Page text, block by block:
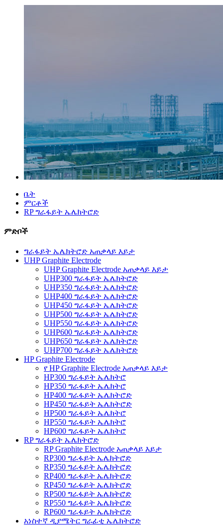
ቤት
ምርቶች
RP ግራፋይት ኤሌክትሮድ
ምድቦች
ግራፋይት ኤሌክትሮድ አጠቃላይ እይታ
UHP Graphite Electrode
UHP Graphite Electrode አጠቃላይ እይታ
UHP300 ግራፋይት ኤሌክትሮድ
UHP350 ግራፋይት ኤሌክትሮድ
UHP400 ግራፋይት ኤሌክትሮድ
UHP450 ግራፋይት ኤሌክትሮድ
UHP500 ግራፋይት ኤሌክትሮድ
UHP550 ግራፋይት ኤሌክትሮድ
UHP600 ግራፋይት ኤሌክትሮድ
UHP650 ግራፋይት ኤሌክትሮድ
UHP700 ግራፋይት ኤሌክትሮድ
HP Graphite Electrode
የ HP Graphite Electrode አጠቃላይ እይታ
HP300 ግራፋይት ኤሌክትሮ
HP350 ግራፋይት ኤሌክትሮ
HP400 ግራፋይት ኤሌክትሮድ
HP450 ግራፋይት ኤሌክትሮድ
HP500 ግራፋይት ኤሌክትሮ
HP550 ግራፋይት ኤሌክትሮ
HP600 ግራፋይት ኤሌክትሮ
RP ግራፋይት ኤሌክትሮድ
RP Graphite Electrode አጠቃላይ እይታ
RP300 ግራፋይት ኤሌክትሮድ
RP350 ግራፋይት ኤሌክትሮድ
RP400 ግራፋይት ኤሌክትሮድ
RP450 ግራፋይት ኤሌክትሮድ
RP500 ግራፋይት ኤሌክትሮድ
RP550 ግራፋይት ኤሌክትሮድ
RP600 ግራፋይት ኤሌክትሮድ
አነስተኛ ዲያሜትር ግራፊቲ ኤሌክትሮድ